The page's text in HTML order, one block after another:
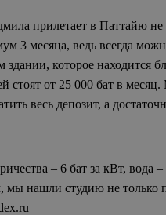
прилетает в Паттайю
3 месяца, ведь всегда
здании, которое
от 25 000 бат в
весь депозит, а
– 6 бат за кВт,
мы нашли студию не